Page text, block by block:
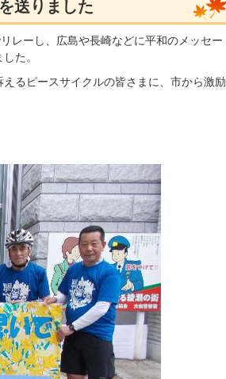
送りました
レーし、広島や長崎などに平和のメッセー
た。
るピースサイクルの皆さまに、市から激励